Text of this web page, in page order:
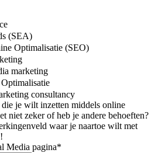
(SEA)
Optimalisatie (SEO)
marketing
consultancy
die je wilt inzetten middels online
niet zeker of heb je andere behoeften?
waar je naartoe wilt met
Media pagina*